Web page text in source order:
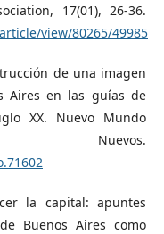
17(01), 26-36.
view/80265/49985
de una imagen
Aires en las guías de
XX. Nuevo Mundo
la capital: apuntes
Buenos Aires como